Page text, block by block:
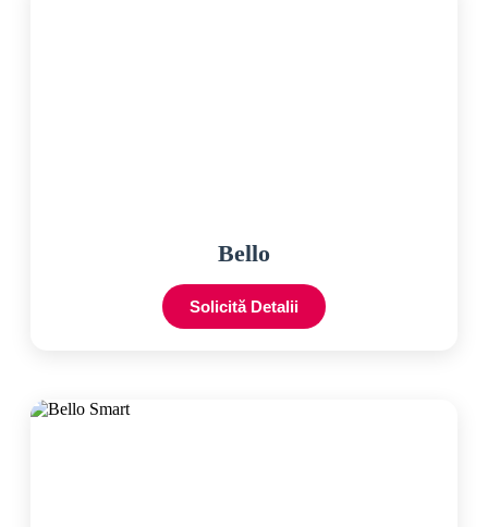
Bello
Solicită Detalii